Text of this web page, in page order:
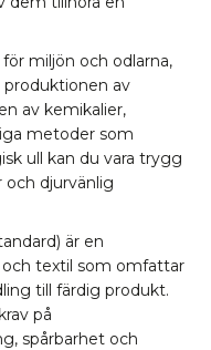
miljön och odlarna,
produktionen av
av kemikalier,
metoder som
ull kan du vara trygg
djurvänlig
är en
textil som omfattar
till färdig produkt.
på
spårbarhet och